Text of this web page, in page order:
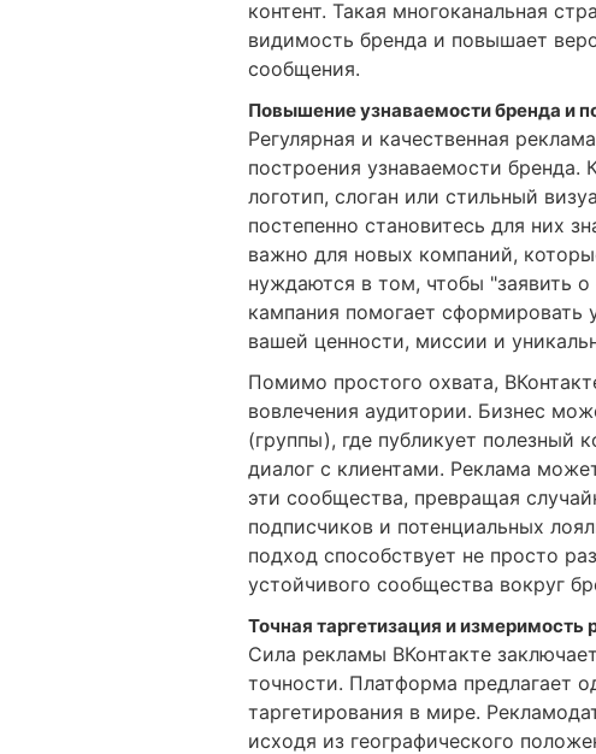
контент. Такая многоканальная
видимость бренда и повышает
сообщения.
Повышение узнаваемости бренда и
Регулярная и качественная
построения узнаваемости бренда.
логотип, слоган или стильный
постепенно становитесь для них
важно для новых компаний,
нуждаются в том, чтобы "заявить
кампания помогает сформировать
вашей ценности, миссии и
Помимо простого охвата,
вовлечения аудитории. Бизнес
(группы), где публикует полезный
диалог с клиентами. Реклама
эти сообщества, превращая
подписчиков и потенциальных
подход способствует не просто
устойчивого сообщества вокруг
Точная таргетизация и измеримость
Сила рекламы ВКонтакте
точности. Платформа предлагает
таргетирования в мире.
исходя из географического